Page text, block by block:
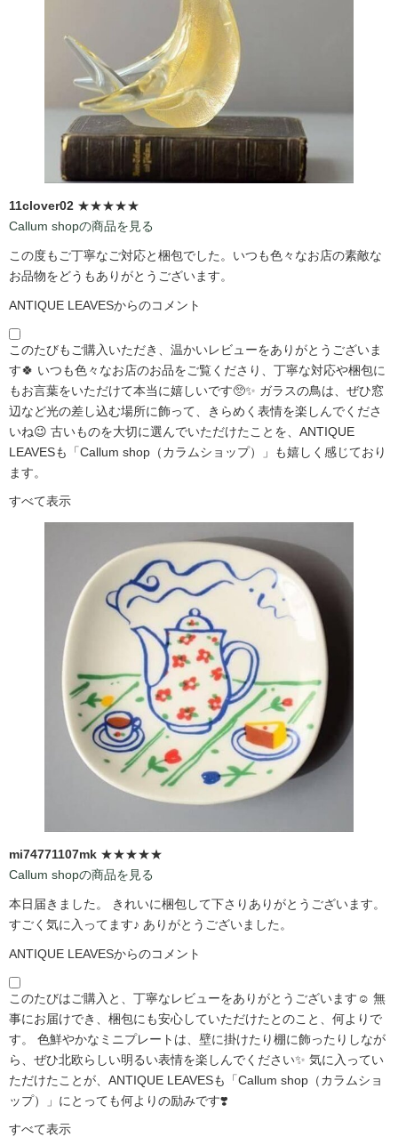
11clover02 ★★★★★
Callum shopの商品を見る
この度もご丁寧なご対応と梱包でした。いつも色々なお店の素敵な
お品物をどうもありがとうございます。
ANTIQUE LEAVESからのコメント
このたびもご購入いただき、温かいレビューをありがとうございま
す🍀 いつも色々なお店のお品をご覧くださり、丁寧な対応や梱包に
もお言葉をいただけて本当に嬉しいです🥺✨ ガラスの鳥は、ぜひ窓
辺など光の差し込む場所に飾って、きらめく表情を楽しんでくださ
いね😉 古いものを大切に選んでいただけたことを、ANTIQUE
LEAVESも「Callum shop（カラムショップ）」も嬉しく感じており
ます。
すべて表示
mi74771107mk ★★★★★
Callum shopの商品を見る
本日届きました。 きれいに梱包して下さりありがとうございます。
すごく気に入ってます♪ ありがとうございました。
ANTIQUE LEAVESからのコメント
このたびはご購入と、丁寧なレビューをありがとうございます☺️ 無
事にお届けでき、梱包にも安心していただけたとのこと、何よりで
す。 色鮮やかなミニプレートは、壁に掛けたり棚に飾ったりしなが
ら、ぜひ北欧らしい明るい表情を楽しんでください✨ 気に入ってい
ただけたことが、ANTIQUE LEAVESも「Callum shop（カラムショ
ップ）」にとっても何よりの励みです❣️
すべて表示